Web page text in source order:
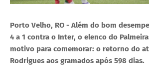
Porto Velho, RO - Além do bom
4 a 1 contra o Inter, o elenco do
motivo para comemorar: o retorno do
Rodrigues aos gramados após 598 dias.